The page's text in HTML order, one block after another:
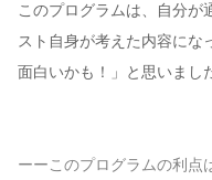
このプログラムは、自分が
スト自身が考えた内容にな
面白いかも！」と思いまし
ーーこのプログラムの利点